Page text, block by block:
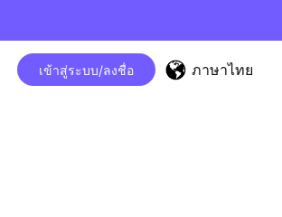
เข้าสู่ระบบ/ลงชื่อ ภาษาไทย